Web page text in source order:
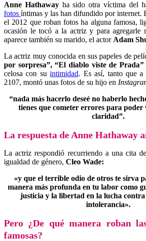
Anne Hathaway ha sido otra víctima del
fotos íntimas y las han difundido por internet.
el 2012 que roban fotos ha alguna famosa,
ocasión le tocó a la actriz y para agregarle
aparece también su marido, el actor Adam
La actriz muy conocida en sus papeles de
por sorpresa”, “El diablo viste de Prada”
celosa con suintimidad. Es así, tanto que
2107, montó unas fotos de su hijo en
“nada más hacerlo deseé no haberlo
tienes que cometer errores para poder
claridad”.
La respuesta de Anne Hathaway
La actriz respondió recurriendo a una cita
igualdad de género, Cleo Wade:
«y que el terrible odio de otros te sirva
manera más profunda en tu labor como
justicia y la libertad en la lucha
intolerancia».
Pero ¿De qué manera roban
famosas?